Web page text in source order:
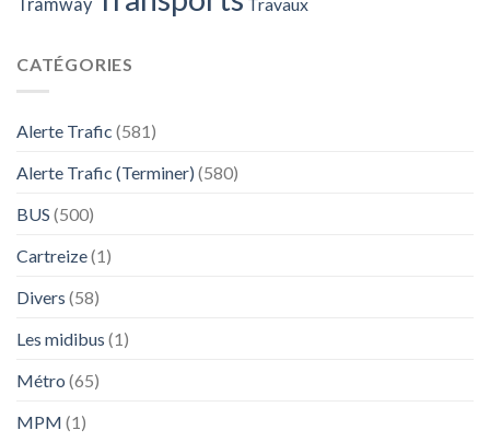
Tramway Travaux
CATÉGORIES
Alerte Trafic (581)
Alerte Trafic (Terminer) (580)
BUS (500)
Cartreize(1)
Divers (58)
Les midibus (1)
Métro (65)
MPM (1)